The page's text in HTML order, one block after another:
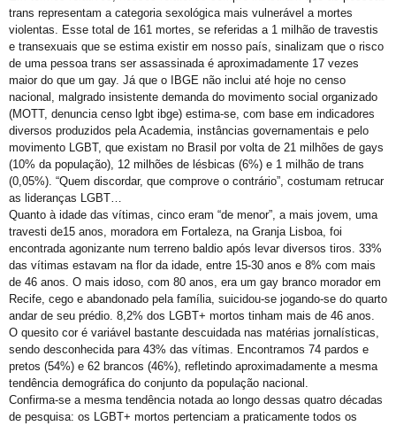
GGB anuncia mudanças na Parada LGBT+ para atrair visitantes e jovens
Na sede do GGB
17 de maio e o pioneirismo da Bahia no enfrentamento da LGBTfobia
Dominação, subversão e prazer: entenda o que torna anal o “queridinho”
Maio da diversidade com reflexão e ações de conexão com a comunidade LGBT+
Ótimo Setembro em Salvador
Orgulho LGBT+ da Bahia em uma Análise Socioeconômica
Carga Viral Indetectável
A elegância 60+
A Melhor Parada Gay da História da Bahia
Aberta Inscrições de Casais LGBT para exposição fotográfica ´”Revele o seu Amor”
VIII Semana da Diversidade Cultural de Salvador
ORGULHO LGBT+ DA BAHIA
trans representam a categoria sexológica mais vulnerável a mortes
violentas. Esse total de 161 mortes, se referidas a 1 milhão de travestis
e transexuais que se estima existir em nosso país, sinalizam que o risco
de uma pessoa trans ser assassinada é aproximadamente 17 vezes
maior do que um gay. Já que o IBGE não inclui até hoje no censo
nacional, malgrado insistente demanda do movimento social organizado
(MOTT, denuncia censo lgbt ibge) estima-se, com base em indicadores
diversos produzidos pela Academia, instâncias governamentais e pelo
movimento LGBT, que existam no Brasil por volta de 21 milhões de gays
(10% da população), 12 milhões de lésbicas (6%) e 1 milhão de trans
(0,05%). “Quem discordar, que comprove o contrário”, costumam retrucar
as lideranças LGBT…
Quanto à idade das vítimas, cinco eram “de menor”, a mais jovem, uma
travesti de15 anos, moradora em Fortaleza, na Granja Lisboa, foi
encontrada agonizante num terreno baldio após levar diversos tiros. 33%
das vítimas estavam na flor da idade, entre 15-30 anos e 8% com mais
de 46 anos. O mais idoso, com 80 anos, era um gay branco morador em
Recife, cego e abandonado pela família, suicidou-se jogando-se do quarto
andar de seu prédio. 8,2% dos LGBT+ mortos tinham mais de 46 anos.
O quesito cor é variável bastante descuidada nas matérias jornalísticas,
sendo desconhecida para 43% das vítimas. Encontramos 74 pardos e
pretos (54%) e 62 brancos (46%), refletindo aproximadamente a mesma
tendência demográfica do conjunto da população nacional.
Confirma-se a mesma tendência notada ao longo dessas quatro décadas
de pesquisa: os LGBT+ mortos pertenciam a praticamente todos os